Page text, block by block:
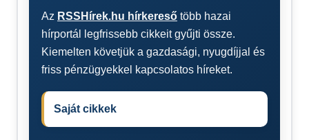
Az RSSHírek.hu hírkereső több hazai
hírportál legfrissebb cikkeit gyűjti össze.
Kiemelten követjük a gazdasági, nyugdíjjal és
friss pénzügyekkel kapcsolatos híreket.
Saját cikkek